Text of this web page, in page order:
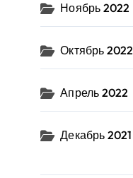
Ноябрь 2022
Октябрь 2022
Апрель 2022
Декабрь 2021